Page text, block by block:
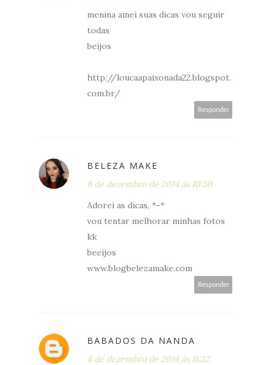
menina amei suas dicas vou seguir
todas
beijos
http://loucaapaixonada22.blogspot.
com.br/
Responder
BELEZA MAKE
8 de dezembro de 2014 às 10:50
Adorei as dicas, *-*
vou tentar melhorar minhas fotos
kk
beeijos
www.blogbelezamake.com
Responder
BABADOS DA NANDA
8 de dezembro de 2014 às 11:32